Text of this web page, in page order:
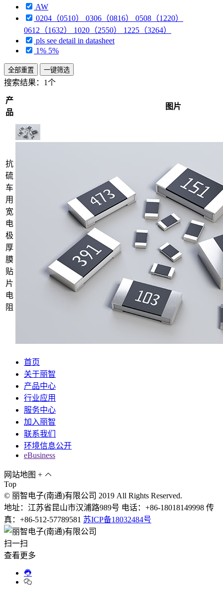
AW
0204（0510） 0306（0816） 0508（1220）
0612（1632） 1020（2550） 1225（3264）
pls see detail in datasheet
1% 5%
全部重置 一键筛选
搜索结果： 1个
产
品
图片
抗
硫
车
用
宽
电
极
厚
膜
贴
片
电
阻
首页
关于丽智
产品中心
行业应用
服务中心
加入丽智
联系我们
环境信息公开
eBusiness
网站地图 +
Top
© 丽智电子(南通)有限公司 2019 All Rights Reserved.
地址：江苏省昆山市汉浦路989号 电话：+86-18018149998 传
真：+86-512-57789581 苏ICP备18032484号
扫一扫
查看更多